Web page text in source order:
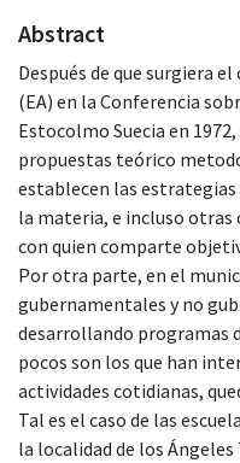
Abstract
Después de que surgiera
(EA) en la Conferencia
Estocolmo Suecia en
propuestas teórico
establecen las estrategias
la materia, e incluso
con quien comparte
Por otra parte, en el
gubernamentales y no
desarrollando programas
pocos son los que han
actividades cotidianas,
Tal es el caso de las
la localidad de los